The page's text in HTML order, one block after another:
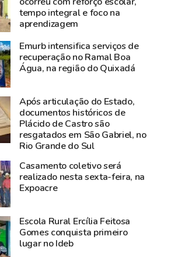
tempo integral e foco na
aprendizagem
Emurb intensifica serviços de
recuperação no Ramal Boa
Água, na região do Quixadá
Após articulação do Estado,
documentos históricos de
Plácido de Castro são
resgatados em São Gabriel, no
Rio Grande do Sul
Casamento coletivo será
realizado nesta sexta-feira, na
Expoacre
Escola Rural Ercília Feitosa
Gomes conquista primeiro
lugar no Ideb